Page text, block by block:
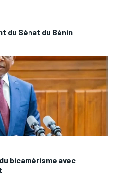
du Sénat du Bénin
bicamérisme avec